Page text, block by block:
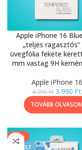
Apple iPhone 16
„teljes ragasztós”
üvegfólia fekete
mm vastag 9H
Apple iPhone 16
4.990Ft 3.990 Ft
TOVÁBB OLVASOM
-20%
KIEMELT